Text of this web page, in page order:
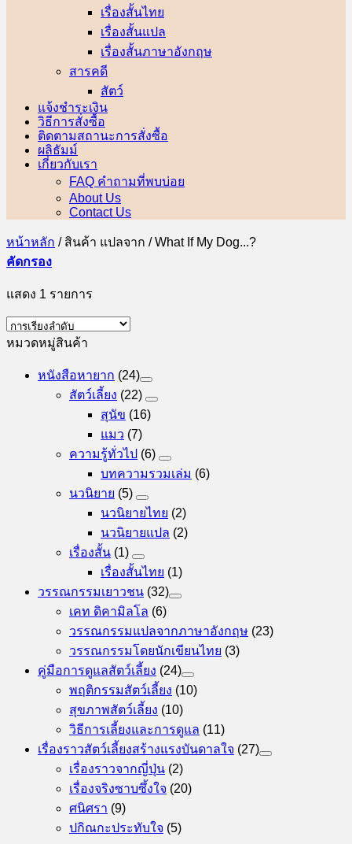
เรื่องสั้นไทย
เรื่องสั้นแปล
เรื่องสั้นภาษาอังกฤษ
สารคดี
สัตว์
แจ้งชำระเงิน
วิธีการสั่งซื้อ
ติดตามสถานะการสั่งซื้อ
ผลิธัมม์
เกี่ยวกับเรา
FAQ คำถามที่พบบ่อย
About Us
Contact Us
หน้าหลัก /สินค้า แปลจาก /What If My Dog...?
คัดกรอง
แสดง 1 รายการ
หมวดหมู่สินค้า
หนังสือหายาก (24)
สัตว์เลี้ยง (22)
สุนัข (16)
แมว (7)
ความรู้ทั่วไป (6)
บทความรวมเล่ม (6)
นวนิยาย (5)
นวนิยายไทย (2)
นวนิยายแปล (2)
เรื่องสั้น (1)
เรื่องสั้นไทย (1)
วรรณกรรมเยาวชน (32)
เคท ดิคามิลโล (6)
วรรณกรรมแปลจากภาษาอังกฤษ (23)
วรรณกรรมโดยนักเขียนไทย (3)
คู่มือการดูแลสัตว์เลี้ยง (24)
พฤติกรรมสัตว์เลี้ยง (10)
สุขภาพสัตว์เลี้ยง (10)
วิธีการเลี้ยงและการดูแล (11)
เรื่องราวสัตว์เลี้ยงสร้างแรงบันดาลใจ (27)
เรื่องราวจากญี่ปุ่น (2)
เรื่องจริงซาบซึ้งใจ (20)
ศนิศรา (9)
ปกิณกะประทับใจ (5)